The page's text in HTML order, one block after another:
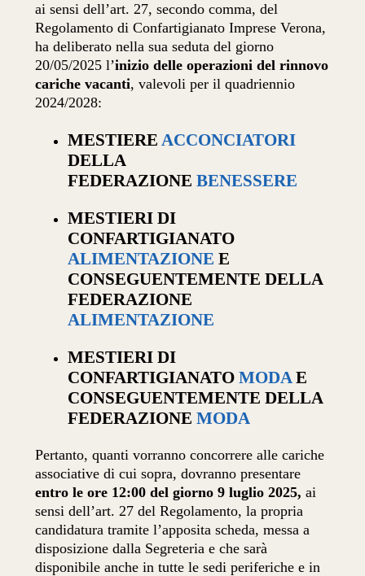
ai sensi dell’art. 27, secondo comma, del
Regolamento di Confartigianato Imprese Verona,
ha deliberato nella sua seduta del giorno
20/05/2025 l’inizio delle operazioni del rinnovo
cariche vacanti, valevoli per il quadriennio
2024/2028:
MESTIERE ACCONCIATORI
DELLA
FEDERAZIONE BENESSERE
MESTIERI DI
CONFARTIGIANATO
ALIMENTAZIONE E
CONSEGUENTEMENTE DELLA
FEDERAZIONE
ALIMENTAZIONE
MESTIERI DI
CONFARTIGIANATOMODA E
CONSEGUENTEMENTE DELLA
FEDERAZIONEMODA
Pertanto, quanti vorranno concorrere alle cariche
associative di cui sopra, dovranno presentare
entro le ore 12:00 del giorno 9 luglio 2025,ai
sensi dell’art. 27 del Regolamento, la propria
candidatura tramite l’apposita scheda, messa a
disposizione dalla Segreteria e che sarà
disponibile anche in tutte le sedi periferiche e in